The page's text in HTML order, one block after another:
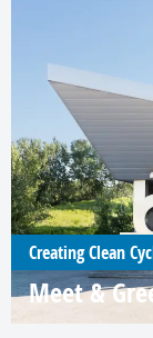
Creating Clean
Meet &